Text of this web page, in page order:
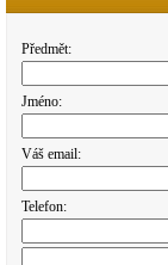
Předmět:
Jméno:
Váš email:
Telefon: